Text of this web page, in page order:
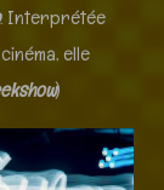
. Interprétée
elle
)